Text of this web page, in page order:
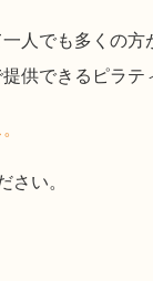
人でも多くの方
供できるピラテ
さい。